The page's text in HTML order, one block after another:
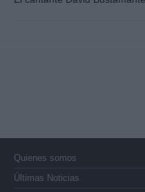
Quienes somos
Últimas Noticias